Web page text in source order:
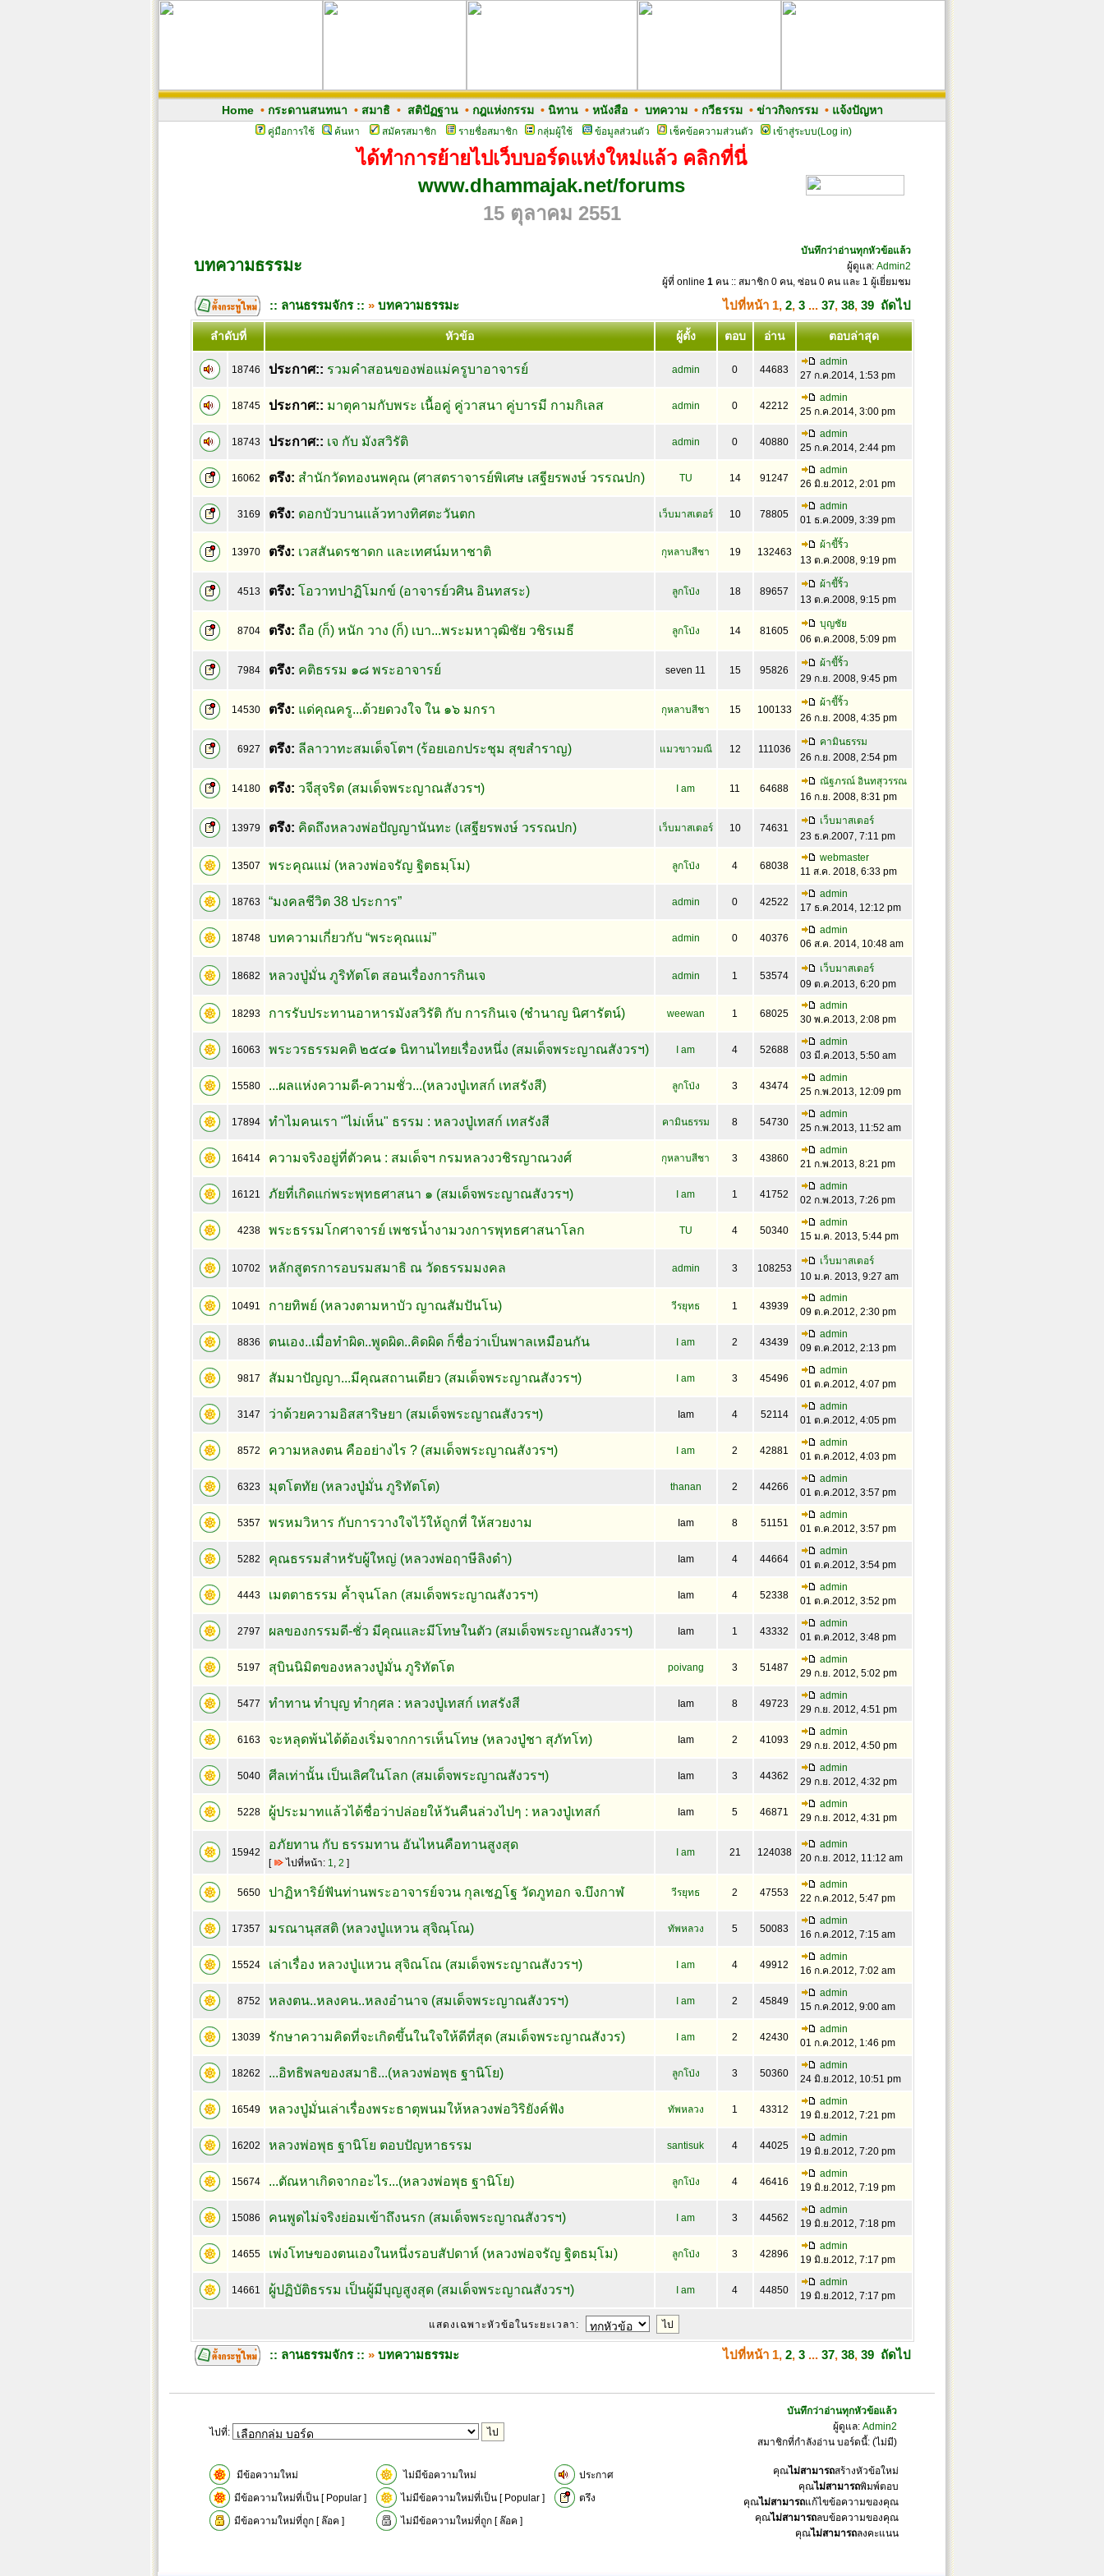
Home• กระดานสนทนา • สมาธิ• สติปัฏฐาน• กฎแห่งกรรม• นิทาน• หนังสือ• บทความ• กวีธรรม• ข่าวกิจกรรม• แจ้งปัญหา
คู่มือการใช้ ค้นหา สมัครสมาชิก รายชื่อสมาชิก กลุ่มผู้ใช้ ข้อมูลส่วนตัว เช็คข้อความส่วนตัว เข้าสู่ระบบ(Log in)
ได้ทำการย้ายไปเว็บบอร์ดแห่งใหม่แล้ว คลิกที่นี่
www.dhammajak.net/forums
15 ตุลาคม 2551
บทความธรรมะ
บันทึกว่าอ่านทุกหัวข้อแล้ว
ผู้ดูแล: Admin2
ผู้ที่ online 1คน :: สมาชิก 0 คน, ซ่อน 0 คน และ 1 ผู้เยี่ยมชม
:: ลานธรรมจักร :: » บทความธรรมะ ไปที่หน้า 1, 2, 3... 37, 38, 39 ถัดไป
ลำดับที่ หัวข้อ ผู้ตั้ง ตอบ อ่าน ตอบล่าสุด
18746 ประกาศ:: รวมคำสอนของพ่อแม่ครูบาอาจารย์ admin 0 44683
admin
27 ก.ค.2014, 1:53 pm
18745 ประกาศ:: มาตุคามกับพระ เนื้อคู่ คู่วาสนา คู่บารมี กามกิเลส admin 0 42212
admin
25 ก.ค.2014, 3:00 pm
18743 ประกาศ:: เจ กับ มังสวิรัติ admin 0 40880
admin
25 ก.ค.2014, 2:44 pm
16062 ตรึง: สำนักวัดทองนพคุณ (ศาสตราจารย์พิเศษ เสฐียรพงษ์ วรรณปก) TU 14 91247
admin
26 มิ.ย.2012, 2:01 pm
3169 ตรึง: ดอกบัวบานแล้วทางทิศตะวันตก เว็บมาสเตอร์ 10 78805
admin
01 ธ.ค.2009, 3:39 pm
13970 ตรึง: เวสสันดรชาดก และเทศน์มหาชาติ กุหลาบสีชา 19 132463
ผ้าขี้ริ้ว
13 ต.ค.2008, 9:19 pm
4513 ตรึง: โอวาทปาฏิโมกข์ (อาจารย์วศิน อินทสระ) ลูกโป่ง 18 89657
ผ้าขี้ริ้ว
13 ต.ค.2008, 9:15 pm
8704 ตรึง: ถือ (ก็) หนัก วาง (ก็) เบา...พระมหาวุฒิชัย วชิรเมธี ลูกโป่ง 14 81605
บุญชัย
06 ต.ค.2008, 5:09 pm
7984 ตรึง: คติธรรม ๑๘ พระอาจารย์ seven 11 15 95826
ผ้าขี้ริ้ว
29 ก.ย. 2008, 9:45 pm
14530 ตรึง: แด่คุณครู...ด้วยดวงใจ ใน ๑๖ มกรา กุหลาบสีชา 15 100133
ผ้าขี้ริ้ว
26 ก.ย. 2008, 4:35 pm
6927 ตรึง: ลีลาวาทะสมเด็จโตฯ (ร้อยเอกประชุม สุขสำราญ) แมวขาวมณี 12 111036
คามินธรรม
26 ก.ย. 2008, 2:54 pm
14180 ตรึง: วจีสุจริต (สมเด็จพระญาณสังวรฯ) I am 11 64688
ณัฐภรณ์ อินทสุวรรณ
16 ก.ย. 2008, 8:31 pm
13979 ตรึง: คิดถึงหลวงพ่อปัญญานันทะ (เสฐียรพงษ์ วรรณปก) เว็บมาสเตอร์ 10 74631
เว็บมาสเตอร์
23 ธ.ค.2007, 7:11 pm
13507 พระคุณแม่ (หลวงพ่อจรัญ ฐิตธมฺโม) ลูกโป่ง 4 68038
webmaster
11 ส.ค. 2018, 6:33 pm
18763 “มงคลชีวิต 38 ประการ” admin 0 42522
admin
17 ธ.ค.2014, 12:12 pm
18748 บทความเกี่ยวกับ “พระคุณแม่” admin 0 40376
admin
06 ส.ค. 2014, 10:48 am
18682 หลวงปู่มั่น ภูริทัตโต สอนเรื่องการกินเจ admin 1 53574
เว็บมาสเตอร์
09 ต.ค.2013, 6:20 pm
18293 การรับประทานอาหารมังสวิรัติ กับ การกินเจ (ชำนาญ นิศารัตน์) weewan 1 68025
admin
30 พ.ค.2013, 2:08 pm
16063 พระวรธรรมคติ ๒๕๔๑ นิทานไทยเรื่องหนึ่ง (สมเด็จพระญาณสังวรฯ) I am 4 52688
admin
03 มี.ค.2013, 5:50 am
15580 ...ผลแห่งความดี-ความชั่ว...(หลวงปู่เทสก์ เทสรังสี) ลูกโป่ง 3 43474
admin
25 ก.พ.2013, 12:09 pm
17894 ทำไมคนเรา "ไม่เห็น" ธรรม : หลวงปู่เทสก์ เทสรังสี คามินธรรม 8 54730
admin
25 ก.พ.2013, 11:52 am
16414 ความจริงอยู่ที่ตัวคน : สมเด็จฯ กรมหลวงวชิรญาณวงศ์ กุหลาบสีชา 3 43860
admin
21 ก.พ.2013, 8:21 pm
16121 ภัยที่เกิดแก่พระพุทธศาสนา ๑ (สมเด็จพระญาณสังวรฯ) I am 1 41752
admin
02 ก.พ.2013, 7:26 pm
4238 พระธรรมโกศาจารย์ เพชรน้ำงามวงการพุทธศาสนาโลก TU 4 50340
admin
15 ม.ค. 2013, 5:44 pm
10702 หลักสูตรการอบรมสมาธิ ณ วัดธรรมมงคล admin 3 108253
เว็บมาสเตอร์
10 ม.ค. 2013, 9:27 am
10491 กายทิพย์ (หลวงตามหาบัว ญาณสัมปันโน) วีรยุทธ 1 43939
admin
09 ต.ค.2012, 2:30 pm
8836 ตนเอง..เมื่อทำผิด..พูดผิด..คิดผิด ก็ชื่อว่าเป็นพาลเหมือนกัน I am 2 43439
admin
09 ต.ค.2012, 2:13 pm
9817 สัมมาปัญญา...มีคุณสถานเดียว (สมเด็จพระญาณสังวรฯ) I am 3 45496
admin
01 ต.ค.2012, 4:07 pm
3147 ว่าด้วยความอิสสาริษยา (สมเด็จพระญาณสังวรฯ) Iam 4 52114
admin
01 ต.ค.2012, 4:05 pm
8572 ความหลงตน คืออย่างไร ? (สมเด็จพระญาณสังวรฯ) I am 2 42881
admin
01 ต.ค.2012, 4:03 pm
6323 มุตโตทัย (หลวงปู่มั่น ภูริทัตโต) thanan 2 44266
admin
01 ต.ค.2012, 3:57 pm
5357 พรหมวิหาร กับการวางใจไว้ให้ถูกที่ ให้สวยงาม Iam 8 51151
admin
01 ต.ค.2012, 3:57 pm
5282 คุณธรรมสำหรับผู้ใหญ่ (หลวงพ่อฤาษีลิงดำ) Iam 4 44664
admin
01 ต.ค.2012, 3:54 pm
4443 เมตตาธรรม ค้ำจุนโลก (สมเด็จพระญาณสังวรฯ) Iam 4 52338
admin
01 ต.ค.2012, 3:52 pm
2797 ผลของกรรมดี-ชั่ว มีคุณและมีโทษในตัว (สมเด็จพระญาณสังวรฯ) Iam 1 43332
admin
01 ต.ค.2012, 3:48 pm
5197 สุบินนิมิตของหลวงปู่มั่น ภูริทัตโต poivang 3 51487
admin
29 ก.ย. 2012, 5:02 pm
5477 ทำทาน ทำบุญ ทำกุศล : หลวงปู่เทสก์ เทสรังสี Iam 8 49723
admin
29 ก.ย. 2012, 4:51 pm
6163 จะหลุดพ้นได้ต้องเริ่มจากการเห็นโทษ (หลวงปู่ชา สุภัทโท) Iam 2 41093
admin
29 ก.ย. 2012, 4:50 pm
5040 ศีลเท่านั้น เป็นเลิศในโลก (สมเด็จพระญาณสังวรฯ) Iam 3 44362
admin
29 ก.ย. 2012, 4:32 pm
5228 ผู้ประมาทแล้วได้ชื่อว่าปล่อยให้วันคืนล่วงไปๆ : หลวงปู่เทสก์ Iam 5 46871
admin
29 ก.ย. 2012, 4:31 pm
15942
อภัยทาน กับ ธรรมทาน อันไหนคือทานสูงสุด
[ ไปที่หน้า: 1, 2 ]
I am 21 124038
admin
20 ก.ย. 2012, 11:12 am
5650 ปาฏิหาริย์ฟันท่านพระอาจารย์จวน กุลเชฏโฐ วัดภูทอก จ.บึงกาฬ วีรยุทธ 2 47553
admin
22 ก.ค.2012, 5:47 pm
17357 มรณานุสสติ (หลวงปู่แหวน สุจิณฺโณ) ทัพหลวง 5 50083
admin
16 ก.ค.2012, 7:15 am
15524 เล่าเรื่อง หลวงปู่แหวน สุจิณโณ (สมเด็จพระญาณสังวรฯ) I am 4 49912
admin
16 ก.ค.2012, 7:02 am
8752 หลงตน..หลงคน..หลงอำนาจ (สมเด็จพระญาณสังวรฯ) I am 2 45849
admin
15 ก.ค.2012, 9:00 am
13039 รักษาความคิดที่จะเกิดขึ้นในใจให้ดีที่สุด (สมเด็จพระญาณสังวร) I am 2 42430
admin
01 ก.ค.2012, 1:46 pm
18262 ...อิทธิพลของสมาธิ...(หลวงพ่อพุธ ฐานิโย) ลูกโป่ง 3 50360
admin
24 มิ.ย.2012, 10:51 pm
16549 หลวงปู่มั่นเล่าเรื่องพระธาตุพนมให้หลวงพ่อวิริยังค์ฟัง ทัพหลวง 1 43312
admin
19 มิ.ย.2012, 7:21 pm
16202 หลวงพ่อพุธ ฐานิโย ตอบปัญหาธรรม santisuk 4 44025
admin
19 มิ.ย.2012, 7:20 pm
15674 ...ตัณหาเกิดจากอะไร...(หลวงพ่อพุธ ฐานิโย) ลูกโป่ง 4 46416
admin
19 มิ.ย.2012, 7:19 pm
15086 คนพูดไม่จริงย่อมเข้าถึงนรก (สมเด็จพระญาณสังวรฯ) I am 3 44562
admin
19 มิ.ย.2012, 7:18 pm
14655 เพ่งโทษของตนเองในหนึ่งรอบสัปดาห์ (หลวงพ่อจรัญ ฐิตธมฺโม) ลูกโป่ง 3 42896
admin
19 มิ.ย.2012, 7:17 pm
14661 ผู้ปฏิบัติธรรม เป็นผู้มีบุญสูงสุด (สมเด็จพระญาณสังวรฯ) I am 4 44850
admin
19 มิ.ย.2012, 7:17 pm
แสดงเฉพาะหัวข้อในระยะเวลา:
:: ลานธรรมจักร :: » บทความธรรมะ ไปที่หน้า 1, 2, 3... 37, 38, 39 ถัดไป
ไปที่:
บันทึกว่าอ่านทุกหัวข้อแล้ว
ผู้ดูแล: Admin2
สมาชิกที่กำลังอ่าน บอร์ดนี้: (ไม่มี)
มีข้อความใหม่ ไม่มีข้อความใหม่
ประกาศ
มีข้อความใหม่ที่เป็น [ Popular ]
ไม่มีข้อความใหม่ที่เป็น [ Popular ]
ตรึง
มีข้อความใหม่ที่ถูก [ ล๊อค ]
ไม่มีข้อความใหม่ที่ถูก [ ล๊อค ]
คุณไม่สามารถสร้างหัวข้อใหม่
คุณไม่สามารถพิมพ์ตอบ
คุณไม่สามารถแก้ไขข้อความของคุณ
คุณไม่สามารถลบข้อความของคุณ
คุณไม่สามารถลงคะแนน